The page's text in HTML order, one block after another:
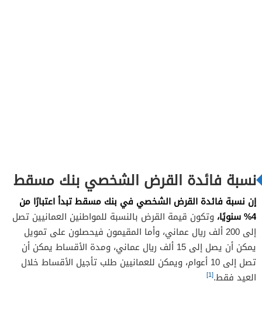
نسبة فائدة القرض الشخصي بنك مسقط
إن نسبة فائدة القرض الشخصي في بنك مسقط تبدأ اعتبارًا من
4% سنويًا،
وتكون قيمة القرض بالنسبة للمواطنين العمانيين تصل
إلى 200 ألف ريال عماني، وأما المقيمون فيحصلون على تمويل
يمكن أن يصل إلى 15 ألف ريال عماني، ومدة الأقساط يمكن أن
تصل إلى 10 أعوام، ويمكن للعمانيين طلب تأجيل الأقساط خلال
العيد فقط.[1]